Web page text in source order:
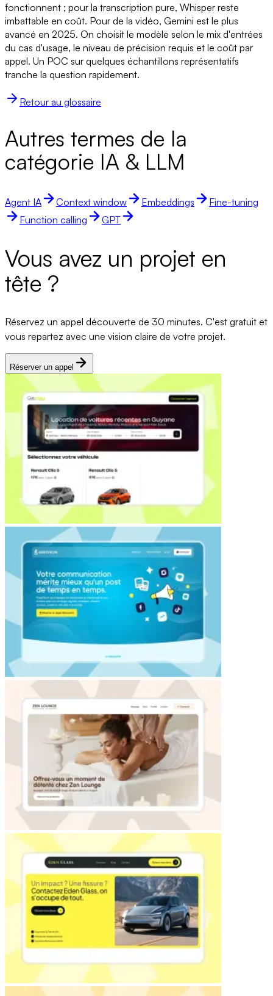
fonctionnent ; pour la transcription pure, Whisper reste
imbattable en coût. Pour de la vidéo, Gemini est le plus
avancé en 2025. On choisit le modèle selon le mix d'entrées
du cas d'usage, le niveau de précision requis et le coût par
appel. Un POC sur quelques échantillons représentatifs
tranche la question rapidement.
Retour au glossaire
Autres termes de la
catégorie IA & LLM
Agent IA Context window Embeddings
Fine-tuning
Function calling
GPT
Vous avez un projet en
tête ?
Réservez un appel découverte de 30 minutes. C'est gratuit et
vous repartez avec une vision claire de votre projet.
Réserver un appel